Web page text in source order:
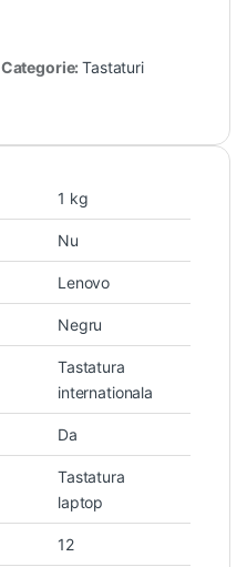
Categorie:Tastaturi
1 kg
Nu
Lenovo
Negru
Tastatura
internationala
Da
Tastatura
laptop
12